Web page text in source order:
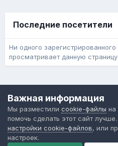
Последние посетители
Ни одного зарегистрированного
просматривает данную страницу
Форум
Powered by
Важная информация
Мы разместили cookie-файлы на
помочь сделать этот сайт
настройки cookie-файлов, или
настроек.